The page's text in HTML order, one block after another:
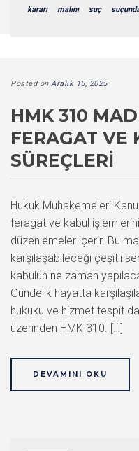
kararı malını suç
Posted on Aralık 15, 2025
HMK 310
FERAGAT VE
SÜREÇLERI
Hukuk Muhakemeleri
feragat ve kabul
düzenlemeler içerir. Bu
karşılaşabileceği çeşitli
kabulün ne zaman
Gündelik hayatta
hukuku ve hizmet tespit
üzerinden HMK 310. […]
DEVAMINI OKU